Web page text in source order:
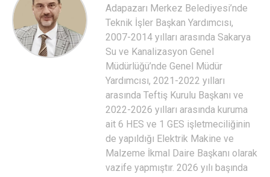
Adapazarı Merkez Belediyesi’nde
Teknik İşler Başkan Yardımcısı,
2007-2014 yılları arasında Sakarya
Su ve Kanalizasyon Genel
Müdürlüğü’nde Genel Müdür
Yardımcısı, 2021-2022 yılları
arasında Teftiş Kurulu Başkanı ve
2022-2026 yılları arasında kuruma
ait 6 HES ve 1 GES işletmeciliğinin
de yapıldığı Elektrik Makine ve
Malzeme İkmal Daire Başkanı olarak
vazife yapmıştır. 2026 yılı başında